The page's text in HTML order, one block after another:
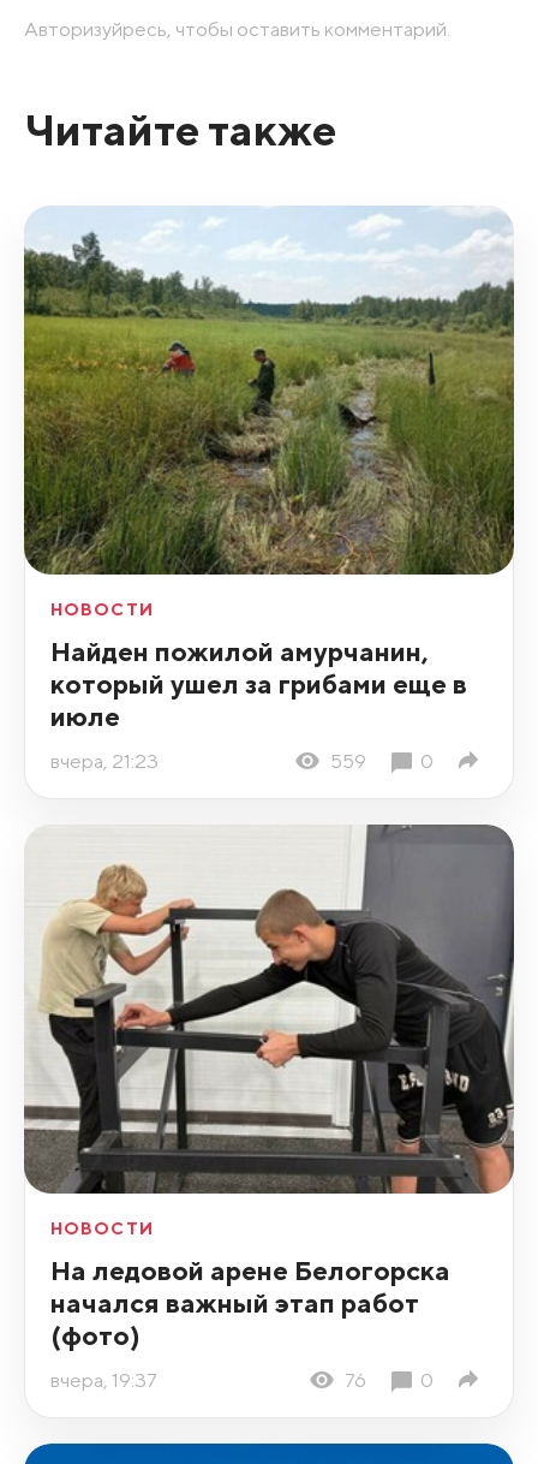
Авторизуйресь, чтобы оставить комментарий.
Читайте также
НОВОСТИ
Найден пожилой амурчанин,
который ушел за грибами еще в
июле
вчера, 21:23 559 0
НОВОСТИ
На ледовой арене Белогорска
начался важный этап работ
(фото)
вчера, 19:37 76 0